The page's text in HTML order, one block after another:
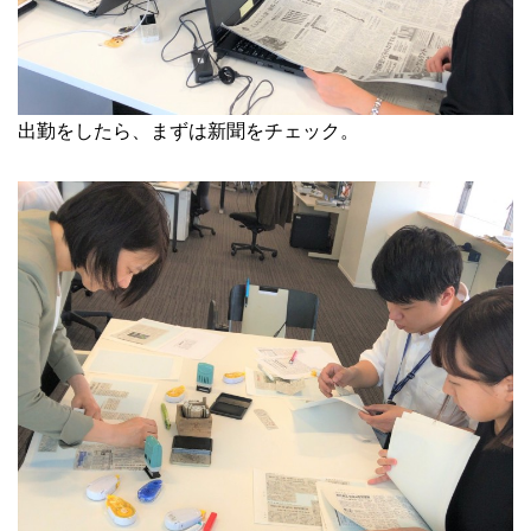
出勤をしたら、まずは新聞をチェック。